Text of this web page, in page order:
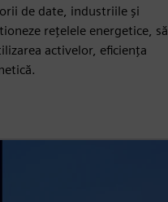
de date, industriile și
rețelele energetice, să
activelor, eficiența